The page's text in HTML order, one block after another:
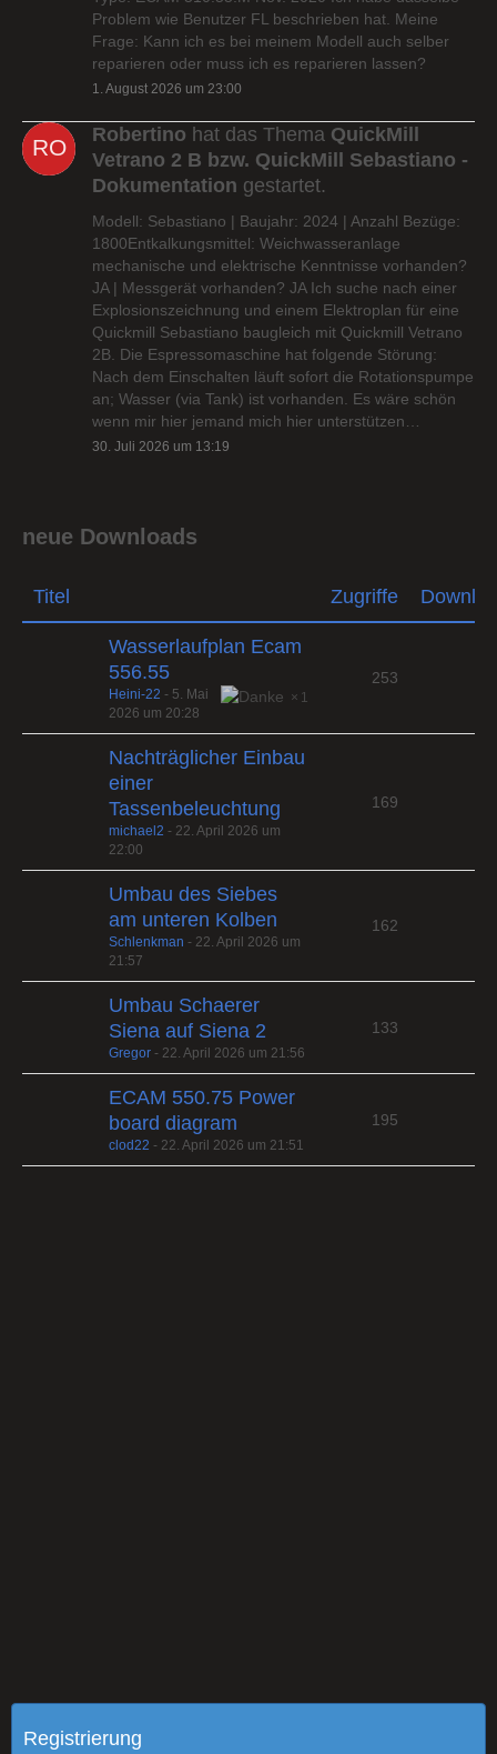
Problem wie Benutzer FL beschrieben hat. Meine
Frage: Kann ich es bei meinem Modell auch selber
reparieren oder muss ich es reparieren lassen?
1. August 2026 um 23:00
Robertino hat das Thema QuickMill
Vetrano 2 B bzw. QuickMill Sebastiano -
Dokumentation gestartet.
Modell: Sebastiano | Baujahr: 2024 | Anzahl Bezüge:
1800Entkalkungsmittel: Weichwasseranlage
mechanische und elektrische Kenntnisse vorhanden?
JA | Messgerät vorhanden? JA Ich suche nach einer
Explosionszeichnung und einem Elektroplan für eine
Quickmill Sebastiano baugleich mit Quickmill Vetrano
2B. Die Espressomaschine hat folgende Störung:
Nach dem Einschalten läuft sofort die Rotationspumpe
an; Wasser (via Tank) ist vorhanden. Es wäre schön
wenn mir hier jemand mich hier unterstützen…
30. Juli 2026 um 13:19
neue Downloads
Titel Zugriffe
Wasserlaufplan Ecam
556.55
1
Heini-22 - 5. Mai
2026 um 20:28
253
Nachträglicher Einbau
einer
Tassenbeleuchtung
michael2 - 22. April 2026 um
22:00
169
Umbau des Siebes
am unteren Kolben
Schlenkman - 22. April 2026 um
21:57
162
Umbau Schaerer
Siena auf Siena 2
Gregor - 22. April 2026 um 21:56
133
ECAM 550.75 Power
board diagram
clod22 - 22. April 2026 um 21:51
195
Registrierung